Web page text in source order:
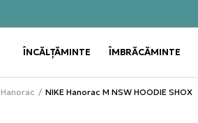
ÎNCĂLȚĂMINTE ÎMBRĂCĂMINTE
Hanorac NIKE Hanorac M NSW HOODIE SHOX